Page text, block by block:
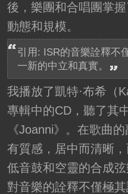
後，樂團和合唱團掌
動態和規模。
引用: ISR的音樂詮釋不
一新的中立和真實。
我播放了凱特·布希（
專輯中的CD，聽了其
《Joanni》。在歌曲
有質感，居中而清晰
低音鼓和空靈的合成
對音樂的詮釋不僅極